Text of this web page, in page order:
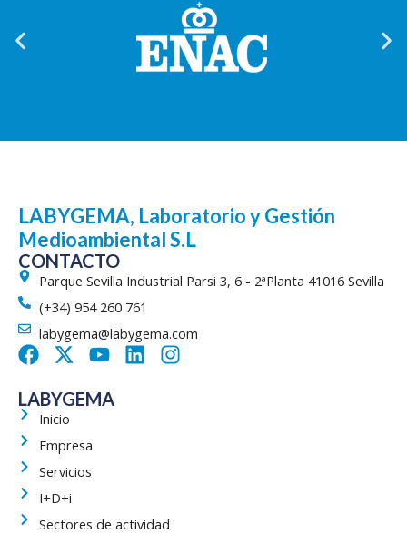
LABYGEMA, Laboratorio y Gestión
Medioambiental S.L
CONTACTO
Parque Sevilla Industrial Parsi 3, 6 - 2ªPlanta 41016 Sevilla
(+34) 954 260 761
labygema@labygema.com
F
a
c
e
b
o
k
X
t
w
t
t
e
r
Y
u
L
I
LABYGEMA
Inicio
Empresa
Servicios
I+D+i
Sectores de actividad